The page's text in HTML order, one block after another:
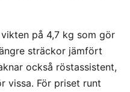
på 4,7 kg som gör
sträckor jämfört
också röstassistent,
vissa. För priset runt